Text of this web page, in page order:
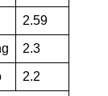
2.59
2.3
2.2